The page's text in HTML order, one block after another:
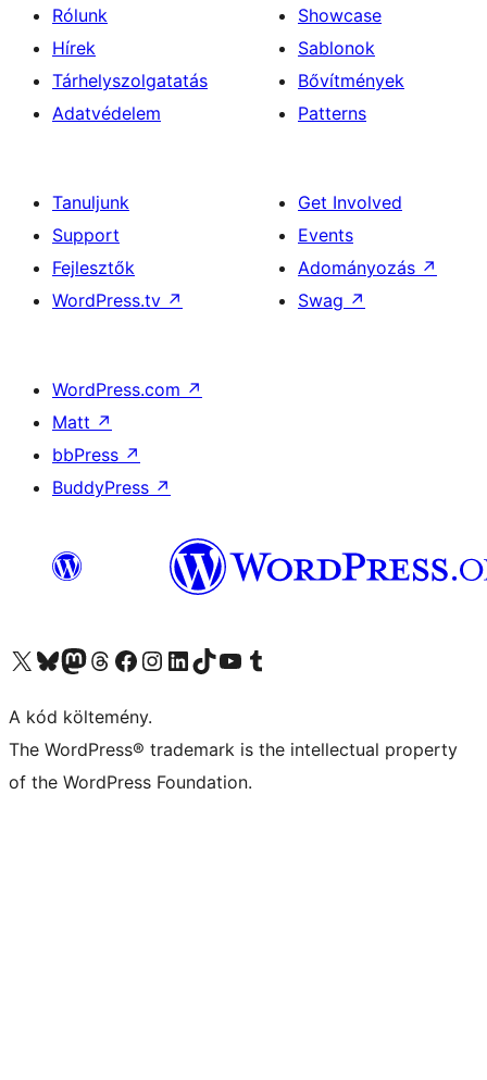
Rólunk
Hírek
Tárhelyszolgatatás
Adatvédelem
Showcase
Sablonok
Bővítmények
Patterns
Tanuljunk
Support
Fejlesztők
WordPress.tv ↗
Get Involved
Events
Adományozás ↗
Swag ↗
WordPress.com ↗
Matt ↗
bbPress ↗
BuddyPress ↗
Visit our X (formerly Twitter) account
Visit our Bluesky account
Twitter csatornánk
Visit our Threads account
Facebook oldalunk megtekintése
Visit our Instagram account
Visit our LinkedIn account
Visit our TikTok account
Visit our YouTube channel
Visit our Tumblr account
A kód költemény.
The WordPress® trademark is the intellectual property
of the WordPress Foundation.